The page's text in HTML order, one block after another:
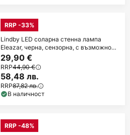
RRP -33%
Lindby LED соларна стенна лампа
Eleazar, черна, сензорна, с възможност
за
29,90 €
RRP44,90 €
58,48 лв.
RRP87,82 лв.
В наличност
RRP -48%